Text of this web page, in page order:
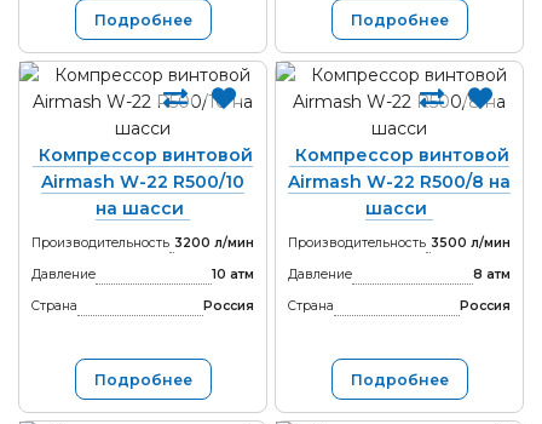
Подробнее Подробнее
Компрессор винтовой
Airmash W-22 R500/10
на шасси
Производительность 3200 л/мин
Давление
10 атм
Страна
Россия
Подробнее
Компрессор винтовой
Airmash W-22 R500/8 на
шасси
Производительность 3500 л/мин
Давление
8 атм
Страна
Россия
Подробнее